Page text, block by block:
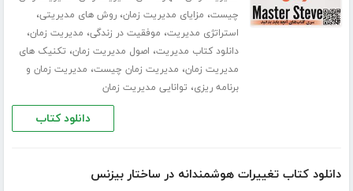
چیست، مزایای مدیریت زمان،روش های مدیریتی،
استراتژی مدیریت، موفقیت در زندگی، مدیریت زمان،
دانلود کتاب مدیریت، اصول مدیریت زمان، تکنیک های
مدیریت زمان، مدیریت زمان چیست، مدیریت زمان و
برنامه ریزی، توانایی مدیریت زمان
دانلود کتاب
دانلود کتاب تغییرات هوشمندانه در ساختار بیزنس